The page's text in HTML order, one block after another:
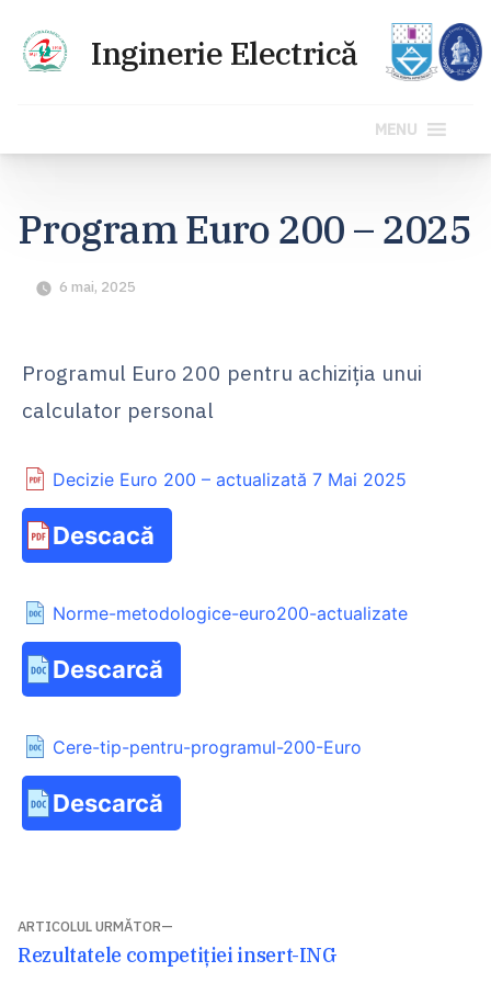
conținut
MENU
Program Euro 200 – 2025
6 mai, 2025
Programul Euro 200 pentru achiziția unui
calculator personal
Decizie Euro 200 – actualizată 7 Mai 2025
Descacă
Norme-metodologice-euro200-actualizate
Descarcă
Cere-tip-pentru-programul-200-Euro
Descarcă
Navigare
în
ARTICOLUL URMĂTOR
Articolul
Rezultatele competiției insert-ING